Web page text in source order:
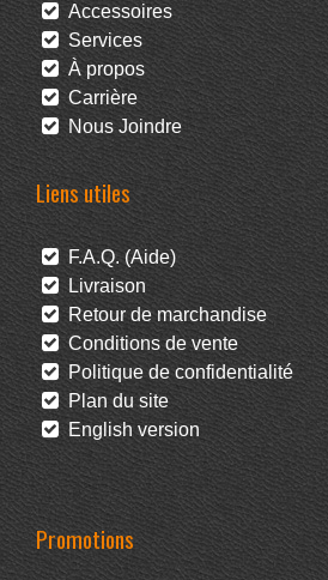
Accessoires
Services
À propos
Carrière
Nous Joindre
Liens utiles
F.A.Q. (Aide)
Livraison
Retour de marchandise
Conditions de vente
Politique de confidentialité
Plan du site
English version
Promotions